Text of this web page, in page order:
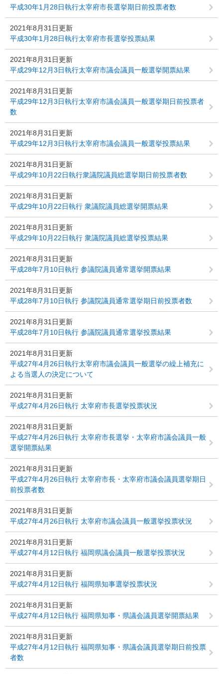
平成30年1月28日執行太宰府市長選挙期日前投票者数
2021年8月31日更新
平成30年1月28日執行太宰府市長選挙投票結果
2021年8月31日更新
平成29年12月3日執行太宰府市議会議員一般選挙開票結果
2021年8月31日更新
平成29年12月3日執行太宰府市議会議員一般選挙期日前投票者
数
2021年8月31日更新
平成29年12月3日執行太宰府市議会議員一般選挙投票結果
2021年8月31日更新
平成29年10月22日執行衆議院議員総選挙期日前投票者数
2021年8月31日更新
平成29年10月22日執行 衆議院議員総選挙開票結果
2021年8月31日更新
平成29年10月22日執行 衆議院議員総選挙投票結果
2021年8月31日更新
平成28年7月10日執行 参議院議員通常選挙開票結果
2021年8月31日更新
平成28年7月10日執行 参議院議員通常選挙期日前投票者数
2021年8月31日更新
平成28年7月10日執行 参議院議員通常選挙投票結果
2021年8月31日更新
平成27年4月26日執行太宰府市議会議員一般選挙の繰上補充に
よる当選人の決定について
2021年8月31日更新
平成27年4月26日執行 太宰府市長選挙投票状況
2021年8月31日更新
平成27年4月26日執行 太宰府市長選挙・太宰府市議会議員一般
選挙開票結果
2021年8月31日更新
平成27年4月26日執行 太宰府市長・太宰府市議会議員選挙期日
前投票者数
2021年8月31日更新
平成27年4月26日執行 太宰府市議会議員一般選挙投票状況
2021年8月31日更新
平成27年4月12日執行 福岡県議会議員一般選挙投票状況
2021年8月31日更新
平成27年4月12日執行 福岡県知事選挙投票状況
2021年8月31日更新
平成27年4月12日執行 福岡県知事・県議会議員選挙開票結果
2021年8月31日更新
平成27年4月12日執行 福岡県知事・県議会議員選挙期日前投票
者数